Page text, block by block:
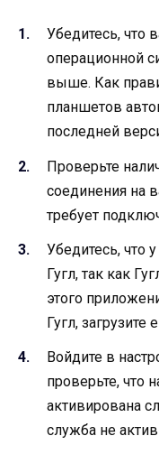
Убедитесь, что
операционной
выше. Как
планшетов
последней
Проверьте
соединения на
требует
Убедитесь, что
Гугл, так как
этого
Гугл, загрузите
Войдите в
проверьте, что
активирована
служба не